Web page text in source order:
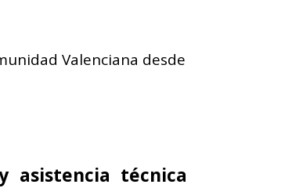
Valenciana desde
asistencia técnica